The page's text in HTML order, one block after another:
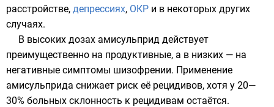
расстройстве, депрессиях, ОКР и в некоторых других
случаях.
В высоких дозах амисульприд действует
преимущественно на продуктивные, а в низких — на
негативные симптомы шизофрении. Применение
амисульприда снижает риск её рецидивов, хотя у 20—
30% больных склонность к рецидивам остаётся.